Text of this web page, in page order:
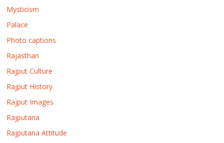
Mysticism
Palace
Photo captions
Rajasthan
Rajput Culture
Rajput History
Rajput Images
Rajputana
Rajputana Attitude